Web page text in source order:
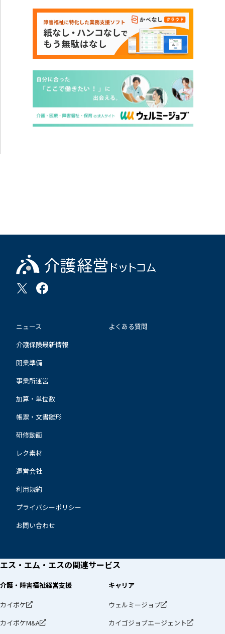
ニュース
介護保険最新情報
開業準備
事業所運営
加算・単位数
帳票・文書雛形
研修動画
レク素材
よくある質問
運営会社
利用規約
プライバシーポリシー
お問い合わせ
エス・エム・エスの関連サービス
介護・障害福祉経営支援
カイポケ
カイポケM&A
キャリア
ウェルミージョブ
カイゴジョブエージェント